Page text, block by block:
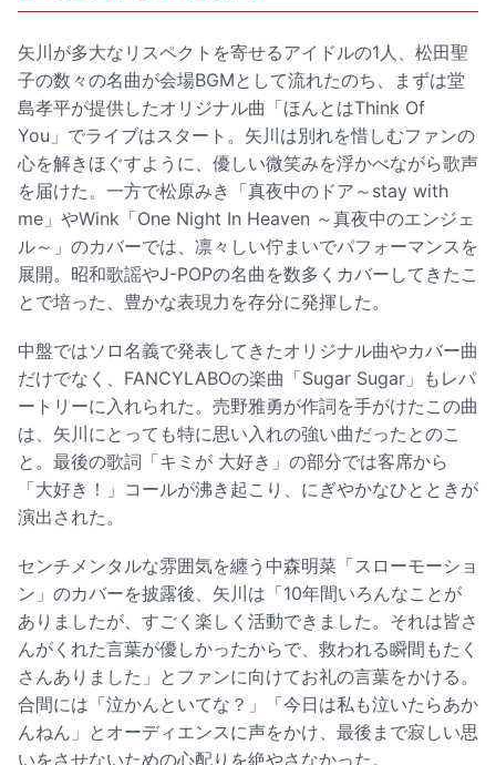
矢川が多大なリスペクトを寄せるアイドルの1人、松田聖
子の数々の名曲が会場BGMとして流れたのち、まずは堂
島孝平が提供したオリジナル曲「ほんとはThink Of
You」でライブはスタート。矢川は別れを惜しむファンの
心を解きほぐすように、優しい微笑みを浮かべながら歌声
を届けた。一方で松原みき「真夜中のドア～stay with
me」やWink「One Night In Heaven ～真夜中のエンジェ
ル～」のカバーでは、凛々しい佇まいでパフォーマンスを
展開。昭和歌謡やJ-POPの名曲を数多くカバーしてきたこ
とで培った、豊かな表現力を存分に発揮した。
中盤ではソロ名義で発表してきたオリジナル曲やカバー曲
だけでなく、FANCYLABOの楽曲「Sugar Sugar」もレパ
ートリーに入れられた。売野雅勇が作詞を手がけたこの曲
は、矢川にとっても特に思い入れの強い曲だったとのこ
と。最後の歌詞「キミが 大好き」の部分では客席から
「大好き！」コールが沸き起こり、にぎやかなひとときが
演出された。
センチメンタルな雰囲気を纏う中森明菜「スローモーショ
ン」のカバーを披露後、矢川は「10年間いろんなことが
ありましたが、すごく楽しく活動できました。それは皆さ
んがくれた言葉が優しかったからで、救われる瞬間もたく
さんありました」とファンに向けてお礼の言葉をかける。
合間には「泣かんといてな？」「今日は私も泣いたらあか
んねん」とオーディエンスに声をかけ、最後まで寂しい思
いをさせないための心配りを絶やさなかった。